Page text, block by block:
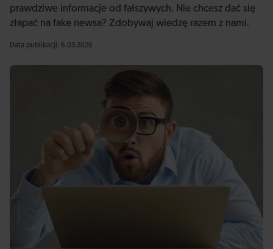
prawdziwe informacje od fałszywych. Nie chcesz dać się
złapać na fake newsa? Zdobywaj wiedzę razem z nami.
Data publikacji: 6.03.2026